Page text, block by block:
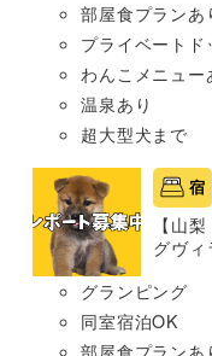
部屋食プランあ
プライベートド
わんこメニュー
温泉あり
超大型犬まで
宿
【山
グヴィ
グランピング
同室宿泊OK